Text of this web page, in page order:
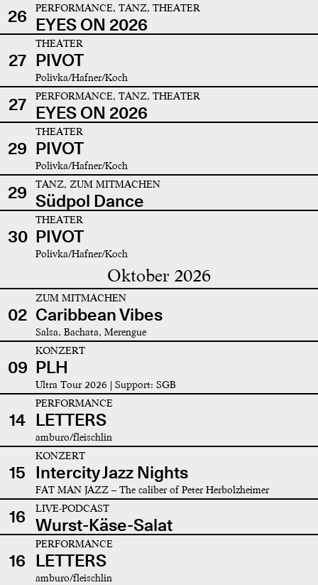
26
PERFORMANCE, TANZ, THEATER
EYES ON 2026
27
THEATER
PIVOT
Polivka/Hafner/Koch
27 PERFORMANCE, TANZ, THEATER
EYES ON 2026
29
THEATER
PIVOT
Polivka/Hafner/Koch
29 TANZ, ZUM MITMACHEN
Südpol Dance
30
THEATER
PIVOT
Polivka/Hafner/Koch
Oktober 2026
02
ZUM MITMACHEN
Caribbean Vibes
Salsa, Bachata, Merengue
09
KONZERT
PLH
Ultra Tour 2026 | Support: SGB
14
PERFORMANCE
LETTERS
amburo/fleischlin
15
KONZERT
Intercity Jazz Nights
FAT MAN JAZZ – The caliber of Peter Herbolzheimer
16 LIVE-PODCAST
Wurst-Käse-Salat
16
PERFORMANCE
LETTERS
amburo/fleischlin